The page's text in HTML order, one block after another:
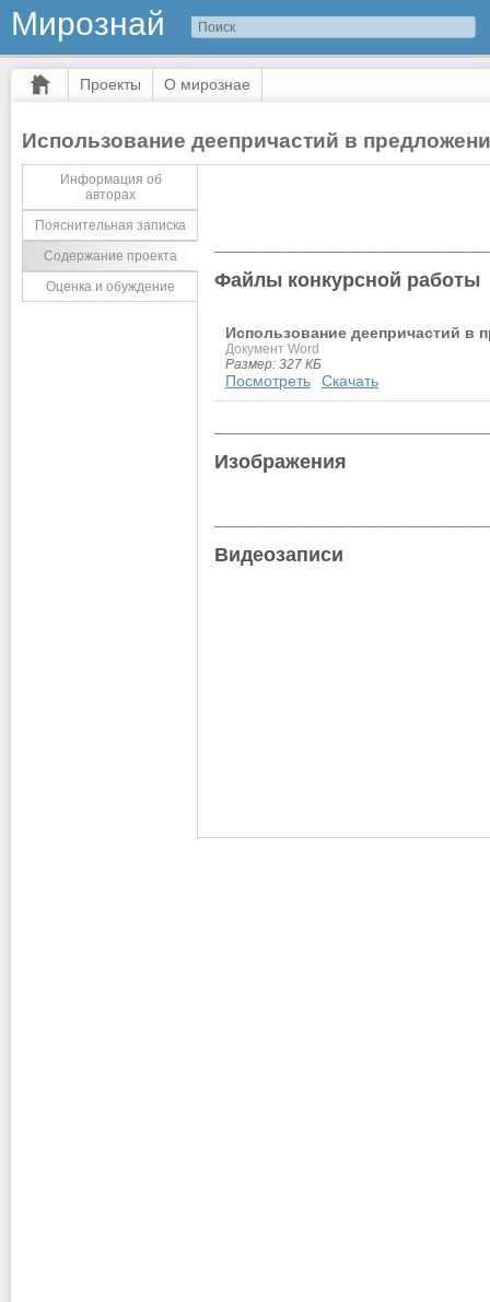
Мирознай
Проекты О мирознае
Использование деепричастий в
Информация об
авторах
Пояснительная записка
Содержание проекта
Оценка и обуждение
Файлы конкурсной работы
Использование деепричастий в
Документ Word
Размер: 327 КБ
Посмотреть Скачать
Изображения
Назад
Видеозаписи